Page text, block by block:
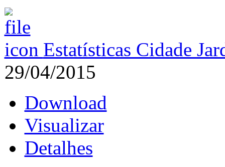
Estatísticas Cidade
29/04/2015
Download
Visualizar
Detalhes